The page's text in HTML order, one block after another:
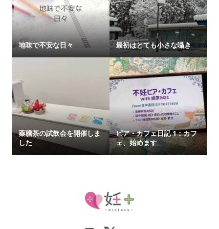
地味で不安な日々 最初はとても小さな囁き
薬膳茶の試飲会を開催しま
した
ピア・カフェ日記 1：カフ
ェ、始めます